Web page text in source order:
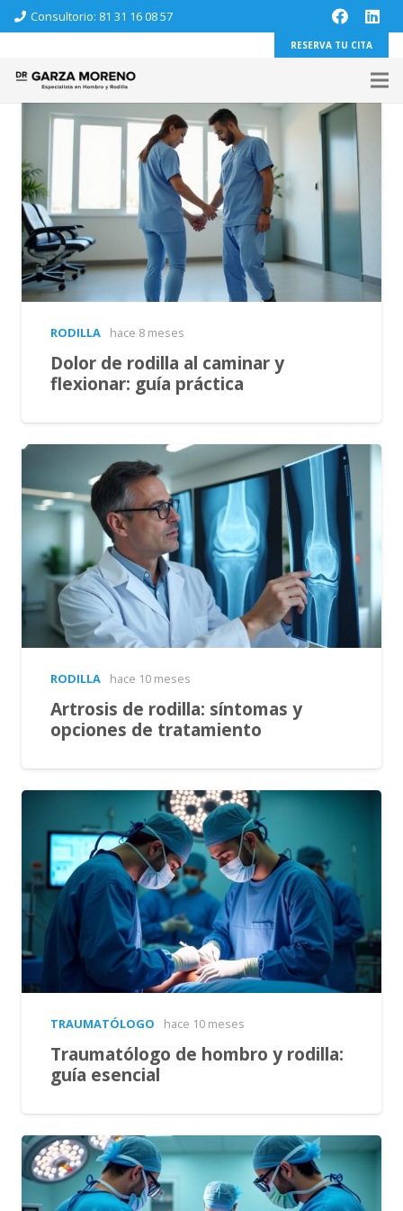
Consultorio: 81 31 16 08 57
RESERVA TU CITA
RODILLA hace 8 meses
Dolor de rodilla al caminar y
flexionar: guía práctica
RODILLA hace 10 meses
Artrosis de rodilla: síntomas y
opciones de tratamiento
TRAUMATÓLOGO hace 10 meses
Traumatólogo de hombro y rodilla:
guía esencial